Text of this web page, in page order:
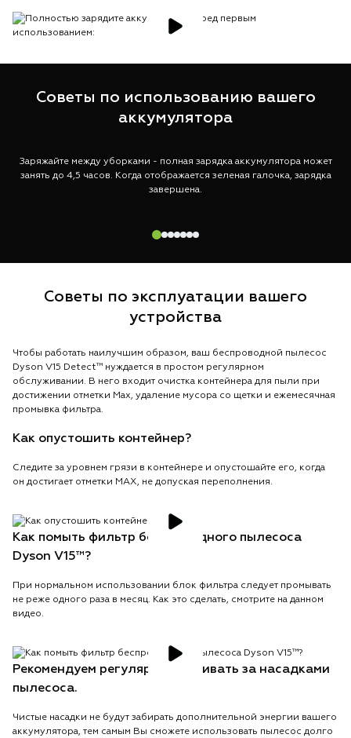
Советы по использованию вашего
аккумулятора
Заряжайте между уборками - полная зарядка аккумулятора может
занять до 4,5 часов. Когда отображается зеленая галочка, зарядка
завершена.
Советы по эксплуатации вашего
устройства
Чтобы работать наилучшим образом, ваш беспроводной пылесос
Dyson V15 Detect™ нуждается в простом регулярном
обслуживании. В него входит очистка контейнера для пыли при
достижении отметки Max, удаление мусора со щетки и ежемесячная
промывка фильтра.
Как опустошить контейнер?
Следите за уровнем грязи в контейнере и опустошайте его, когда
он достигает отметки MAX, не допуская переполнения.
Как помыть фильтр беспроводного пылесоса
Dyson V15™?
При нормальном использовании блок фильтра следует промывать
не реже одного раза в месяц. Как это сделать, смотрите на данном
видео.
Рекомендуем регулярно ухаживать за насадками
пылесоса.
Чистые насадки не будут забирать дополнительной энергии вашего
аккумулятора, тем самым Вы сможете использовать пылесос долго